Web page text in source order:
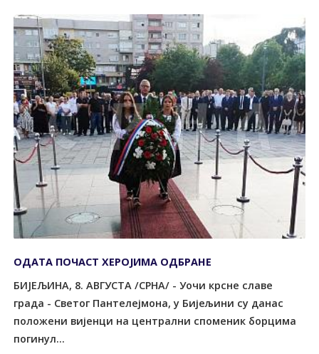
ОДАТА ПОЧАСТ ХЕРОЈИМА ОДБРАНЕ
БИЈЕЉИНА, 8. АВГУСТА /СРНА/ - Уочи крсне славе
града - Светог Пантелејмона, у Бијељини су данас
положени вијенци на централни споменик борцима
погинул...